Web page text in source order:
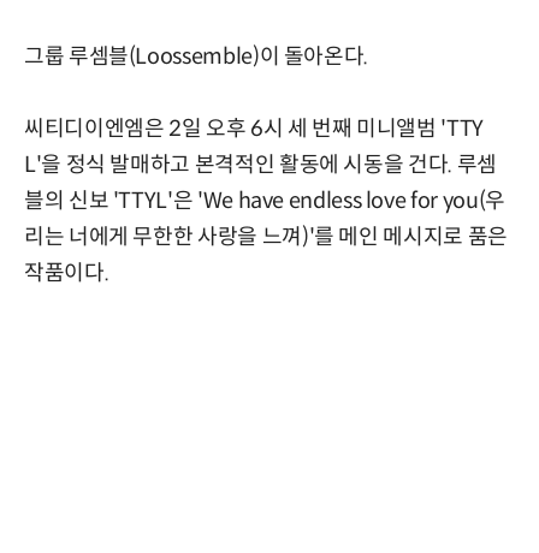
그룹 루셈블(Loossemble)이 돌아온다.
씨티디이엔엠은 2일 오후 6시 세 번째 미니앨범 'TTY
L'을 정식 발매하고 본격적인 활동에 시동을 건다. 루셈
블의 신보 'TTYL'은 'We have endless love for you(우
리는 너에게 무한한 사랑을 느껴)'를 메인 메시지로 품은
작품이다.